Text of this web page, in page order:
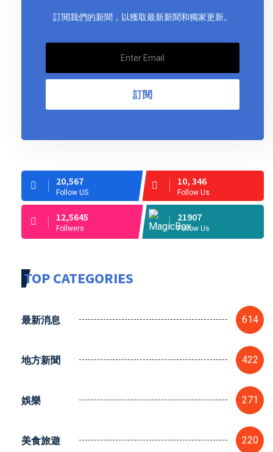
訂閱我們的新聞，以獲取最新新聞和獨家更新。
訂閱
20,567
Follow US
10, 346
Follow Us
12,5645
Follwers
21907
Follow Us
TOP CATEGORIES
最新消息 614
地方新聞 422
娛樂 271
美食旅遊 220